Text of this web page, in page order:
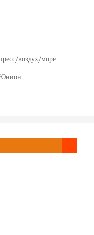
воздух/море